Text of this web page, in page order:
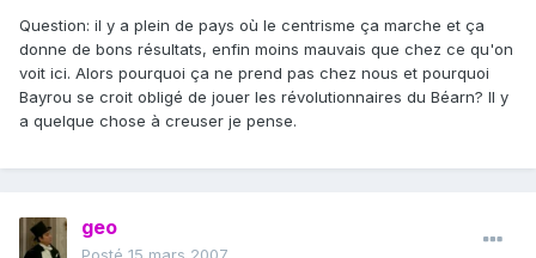
Question: il y a plein de pays où le centrisme ça marche et ça
donne de bons résultats, enfin moins mauvais que chez ce qu'on
voit ici. Alors pourquoi ça ne prend pas chez nous et pourquoi
Bayrou se croit obligé de jouer les révolutionnaires du Béarn? Il y
a quelque chose à creuser je pense.
geo